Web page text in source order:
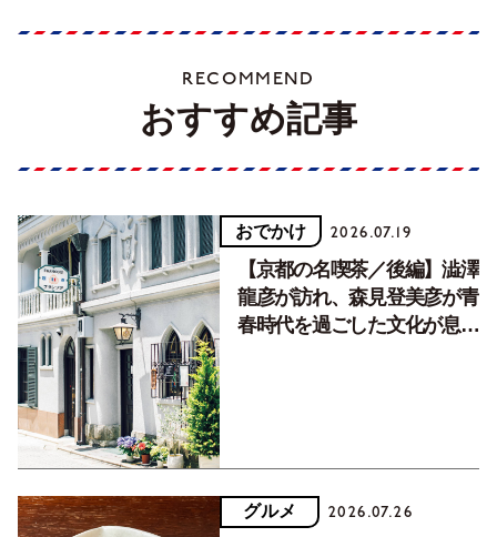
RECOMMEND
おすすめ記事
おでかけ 2026.07.19
【京都の名喫茶／後編】澁澤
龍彦が訪れ、森見登美彦が青
春時代を過ごした文化が息づ
グルメ 2026.07.26